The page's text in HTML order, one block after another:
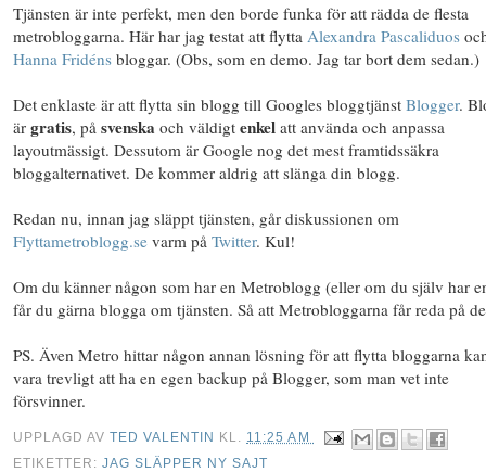
Tjänsten är inte perfekt, men den borde funka för att rädda de flesta
metrobloggarna. Här har jag testat att flytta Alexandra Pascaliduos
Hanna Fridéns bloggar. (Obs, som en demo. Jag tar bort dem sedan.)
Det enklaste är att flytta sin blogg till Googles bloggtjänst Blogger.
är gratis, på svenska och väldigt enkel att använda och anpassa
layoutmässigt. Dessutom är Google nog det mest framtidssäkra
bloggalternativet. De kommer aldrig att slänga din blogg.
Redan nu, innan jag släppt tjänsten, går diskussionen om
Flyttametroblogg.se varm på Twitter. Kul!
Om du känner någon som har en Metroblogg (eller om du själv har
får du gärna blogga om tjänsten. Så att Metrobloggarna får reda på
PS. Även Metro hittar någon annan lösning för att flytta bloggarna
vara trevligt att ha en egen backup på Blogger, som man vet inte
försvinner.
UPPLAGD AVTED VALENTIN KL. 11:25 AM
ETIKETTER:JAG SLÄPPER NY SAJT